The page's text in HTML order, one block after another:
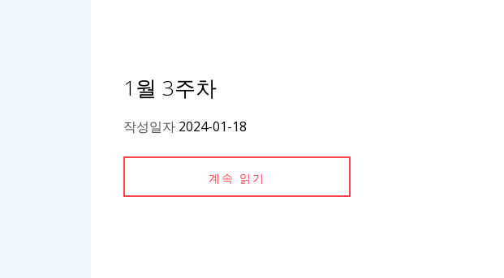
1월 3주차
작성일자 2024-01-18
계속 읽기